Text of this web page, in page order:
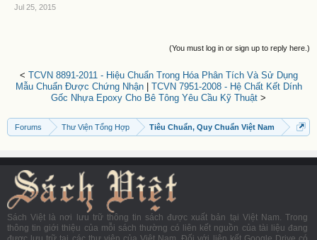
Jul 25, 2015
(You must log in or sign up to reply here.)
< TCVN 8891-2011 - Hiệu Chuẩn Trong Hóa Phân Tích Và Sử Dụng
Mẫu Chuẩn Được Chứng Nhận| TCVN 7951-2008 - Hệ Chất Kết Dính
Gốc Nhựa Epoxy Cho Bê Tông Yêu Cầu Kỹ Thuật >
Forums Thư Viện Tổng Hợp Tiêu Chuẩn, Quy Chuẩn Việt Nam
Sách Việt là nơi lưu trữ thông tin sách được xuất bản tại Việt Nam. Trong
thông tin giới thiệu của mỗi sách thường có liên kết nguồn của tài liệu đang